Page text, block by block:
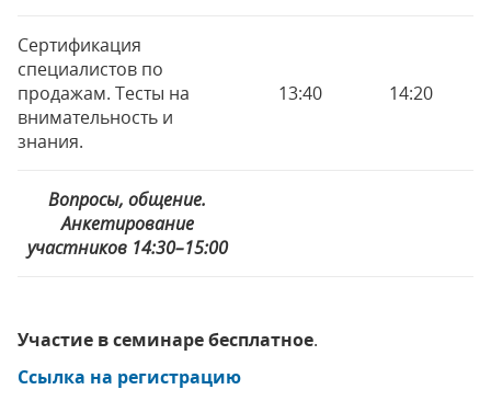
Сертификация
специалистов по
продажам. Тесты на
внимательность и
знания.
13:40 14:20
Вопросы, общение.
Анкетирование
участников 14:30–15:00
Участие в семинаре бесплатное.
Ссылка на регистрацию